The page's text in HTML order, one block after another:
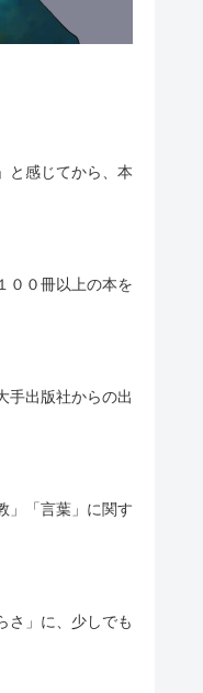
と感じてから、本
００冊以上の本を
手出版社からの出
」「言葉」に関す
さ」に、少しでも